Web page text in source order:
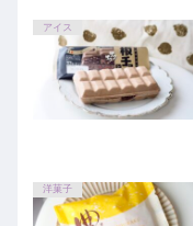
アイス
洋菓子